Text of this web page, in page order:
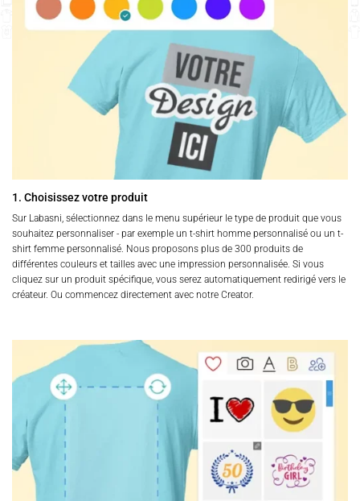
1. Choisissez votre produit
Sur Labasni, sélectionnez dans le menu supérieur le type de produit que vous
souhaitez personnaliser - par exemple un t-shirt homme personnalisé ou un t-
shirt femme personnalisé. Nous proposons plus de 300 produits de
différentes couleurs et tailles avec une impression personnalisée. Si vous
cliquez sur un produit spécifique, vous serez automatiquement redirigé vers le
créateur. Ou commencez directement avec notre Creator.